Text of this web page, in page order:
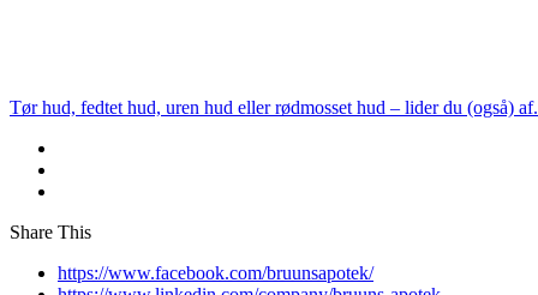
Tør hud, fedtet hud, uren hud eller rødmosset hud – lider du (også)
Share This
https://www.facebook.com/bruunsapotek/